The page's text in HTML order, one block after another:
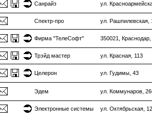
Санрайз ул.
Спектр-про ул. Рашпилевская,
Фирма "ТелеСофт" 350021,
Трэйд мастер ул. Красная, 113
Целерон ул. Гудимы, 43
Эдем ул. Коммунаров,
Электронные системы ул. Октябрьская, 12